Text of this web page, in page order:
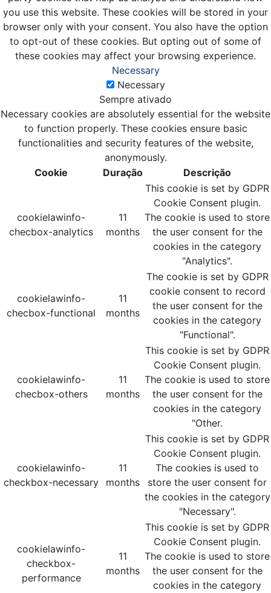
you use this website. These cookies will be stored in your
browser only with your consent. You also have the option
to opt-out of these cookies. But opting out of some of
these cookies may affect your browsing experience.
Necessary
Necessary
Sempre ativado
Necessary cookies are absolutely essential for the website
to function properly. These cookies ensure basic
functionalities and security features of the website,
anonymously.
Cookie
Duração Descrição
cookielawinfo-
checbox-analytics
11
months
This cookie is set by GDPR
Cookie Consent plugin.
The cookie is used to store
the user consent for the
cookies in the category
"Analytics".
cookielawinfo-
checbox-functional
11
months
The cookie is set by GDPR
cookie consent to record
the user consent for the
cookies in the category
"Functional".
cookielawinfo-
checbox-others
11
months
This cookie is set by GDPR
Cookie Consent plugin.
The cookie is used to store
the user consent for the
cookies in the category
"Other.
cookielawinfo-
checkbox-necessary
11
months
This cookie is set by GDPR
Cookie Consent plugin.
The cookies is used to
store the user consent for
the cookies in the category
"Necessary".
cookielawinfo-
checkbox-
performance
11
months
This cookie is set by GDPR
Cookie Consent plugin.
The cookie is used to store
the user consent for the
cookies in the category